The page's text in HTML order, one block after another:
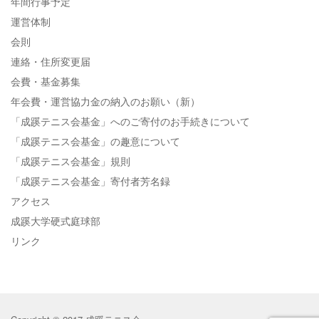
運営体制
会則
連絡・住所変更届
会費・基金募集
年会費・運営協力金の納入のお願い（新）
「成蹊テニス会基金」へのご寄付のお手続きについて
「成蹊テニス会基金」の趣意について
「成蹊テニス会基金」規則
「成蹊テニス会基金」寄付者芳名録
アクセス
成蹊大学硬式庭球部
リンク